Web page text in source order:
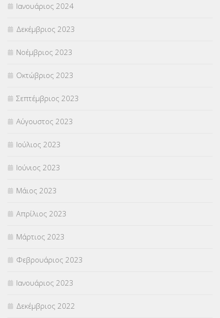
Ιανουάριος 2024
Δεκέμβριος 2023
Νοέμβριος 2023
Οκτώβριος 2023
Σεπτέμβριος 2023
Αύγουστος 2023
Ιούλιος 2023
Ιούνιος 2023
Μάιος 2023
Απρίλιος 2023
Μάρτιος 2023
Φεβρουάριος 2023
Ιανουάριος 2023
Δεκέμβριος 2022